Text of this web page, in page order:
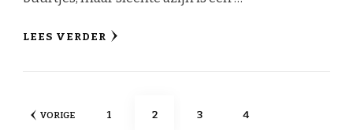
LEES VERDER
Berichten
VORIGE PAGINA
1 PAGINA
2 PAGINA
3 PAGINA
4